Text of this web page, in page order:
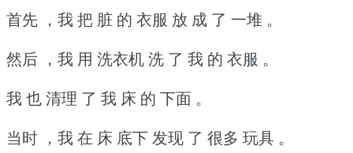
首先 ，我 把 脏 的 衣服 放 成 了 一堆 。
然后 ，我 用 洗衣机 洗 了 我 的 衣服 。
我 也 清理 了 我 床 的 下面 。
当时 ，我 在 床 底下 发现 了 很多 玩具 。